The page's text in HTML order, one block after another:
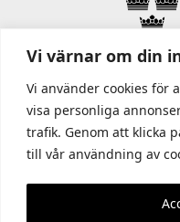
Vi värnar om din
Vi använder cookies för
visa personliga
trafik. Genom att klicka
till vår användning av
I